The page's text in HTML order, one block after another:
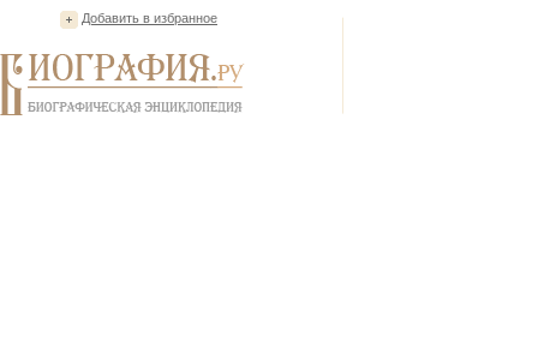
Добавить в избранное